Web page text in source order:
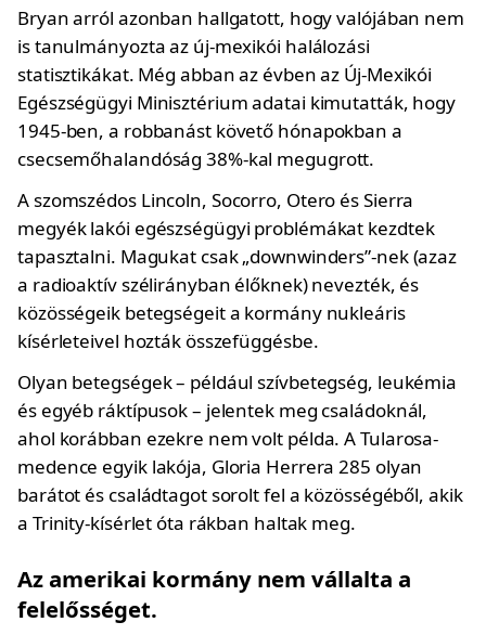
Bryan arról azonban hallgatott, hogy valójában nem
is tanulmányozta az új-mexikói halálozási
statisztikákat. Még abban az évben az Új-Mexikói
Egészségügyi Minisztérium adatai kimutatták, hogy
1945-ben, a robbanást követő hónapokban a
csecsemőhalandóság 38%-kal megugrott.
A szomszédos Lincoln, Socorro, Otero és Sierra
megyék lakói egészségügyi problémákat kezdtek
tapasztalni. Magukat csak „downwinders”-nek (azaz
a radioaktív szélirányban élőknek) nevezték, és
közösségeik betegségeit a kormány nukleáris
kísérleteivel hozták összefüggésbe.
Olyan betegségek – például szívbetegség, leukémia
és egyéb ráktípusok – jelentek meg családoknál,
ahol korábban ezekre nem volt példa. A Tularosa-
medence egyik lakója, Gloria Herrera 285 olyan
barátot és családtagot sorolt fel a közösségéből, akik
a Trinity-kísérlet óta rákban haltak meg.
Az amerikai kormány nem vállalta a
felelősséget.